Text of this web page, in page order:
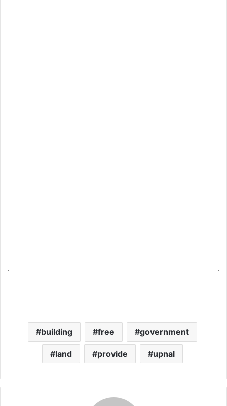
building free government
land provide upnal